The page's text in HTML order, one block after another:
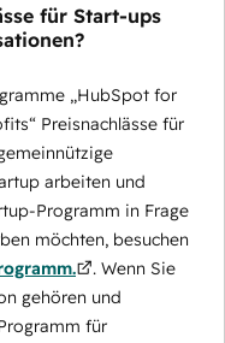
für Start-ups
„HubSpot for
Preisnachlässe für
arbeiten und
Programm in Frage
möchten, besuchen
. Wenn Sie
gehören und
für